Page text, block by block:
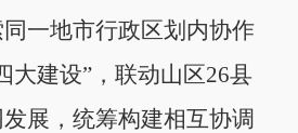
一地市行政区划内协作
大建设”，联动山区26县
展，统筹构建相互协调